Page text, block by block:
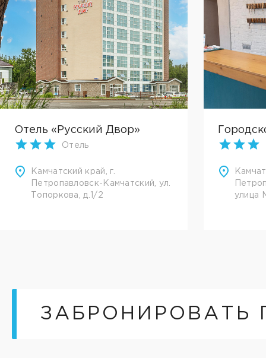
Отель «Русский Двор»
Отель
Камчатский край, г.
Петропавловск-Камчатский, ул.
Топоркова, д.1/2
улица
ЗАБРОНИРОВАТЬ